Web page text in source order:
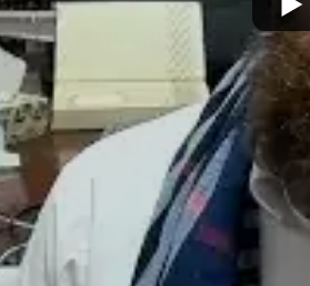
מצא אותנו בעוד מקומות
צור קשר